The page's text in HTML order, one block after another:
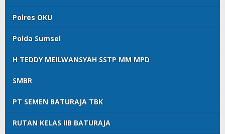
Polres OKU
Polda Sumsel
H TEDDY MEILWANSYAH SSTP MM MPD
SMBR
PT SEMEN BATURAJA TBK
RUTAN KELAS IIB BATURAJA